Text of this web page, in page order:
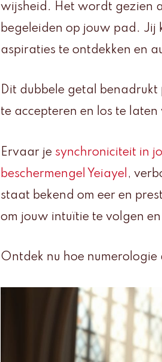
wijsheid. Het wordt gezien
begeleiden op jouw pad. Jij
aspiraties te ontdekken en
Dit dubbele getal benadrukt
te accepteren en los te
Ervaar je synchroniciteit in
beschermengel Yeiayel ,
staat bekend om eer en
om jouw intuïtie te volgen
Ontdek nu hoe